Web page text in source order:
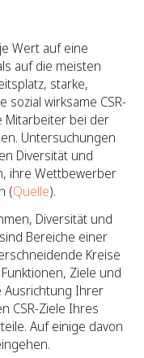
Wert auf eine
auf die meisten
starke,
wirksame CSR-
Mitarbeiter bei der
Untersuchungen
Diversität und
ihre Wettbewerber
(Quelle).
Diversität und
Bereiche einer
Kreise
Ziele und
Ausrichtung Ihrer
CSR-Ziele Ihres
Auf einige davon